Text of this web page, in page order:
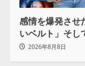
感情を爆発させ
いベルト」そし
へ 2026年8月8日